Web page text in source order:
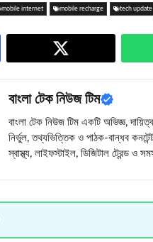
mobile internet mobile recharge tech update
বাংলা টেক নিউজ টিম
বাংলা টেক নিউজ টিম একটি অভিজ্ঞ,
নির্ভুল, তথ্যভিত্তিক ও পাঠক-বান্ধব
স্বাস্থ্য, লাইফস্টাইল, ডিজিটাল ট্রেন্ড ও